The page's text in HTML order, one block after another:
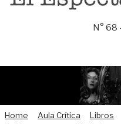
N° 68
Home Aula Crítica Libros